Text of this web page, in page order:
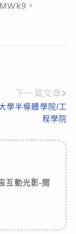
。
下一篇文章
學半導體學院/工
程學院
互動光影-閱